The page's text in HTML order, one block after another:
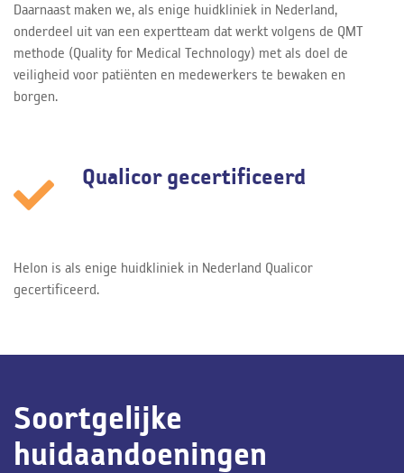
Daarnaast maken we, als enige huidkliniek in Nederland,
onderdeel uit van een expertteam dat werkt volgens de QMT
methode (Quality for Medical Technology) met als doel de
veiligheid voor patiënten en medewerkers te bewaken en
borgen.
Qualicor gecertificeerd
Helon is als enige huidkliniek in Nederland Qualicor
gecertificeerd.
Soortgelijke
huidaandoeningen